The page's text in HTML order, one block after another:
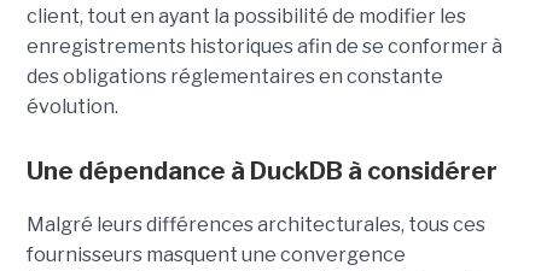
client, tout en ayant la possibilité de modifier les
enregistrements historiques afin de se conformer à
des obligations réglementaires en constante
évolution.
Une dépendance à DuckDB à considérer
Malgré leurs différences architecturales, tous ces
fournisseurs masquent une convergence